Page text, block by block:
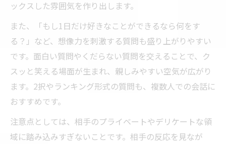
ックスした雰囲気を作り出します。
また、「もし1日だけ好きなことができるなら何をす
る？」など、想像力を刺激する質問も盛り上がりやすい
です。面白い質問やくだらない質問を交えることで、ク
スッと笑える場面が生まれ、親しみやすい空気が広がり
ます。2択やランキング形式の質問も、複数人での会話に
おすすめです。
注意点としては、相手のプライベートやデリケートな領
域に踏み込みすぎないことです。相手の反応を見なが